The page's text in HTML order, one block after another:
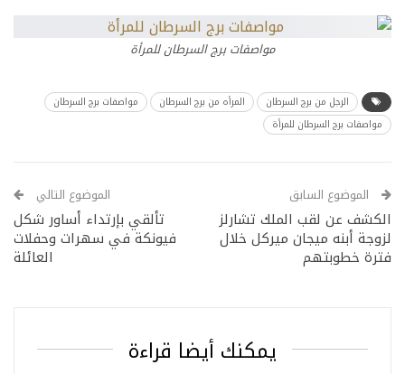
مواصفات برج السرطان للمرأة
الرجل من برج السرطان المرأه من برج السرطان
مواصفات برج السرطان
مواصفات برج السرطان للمرأة
الموضوع السابق
الكشف عن لقب الملك تشارلز
لزوجة أبنه ميجان ميركل خلال
فترة خطوبتهم
الموضوع التالي
تألقي بإرتداء أساور شكل
فيونكة في سهرات وحفلات
العائلة
يمكنك أيضا قراءة